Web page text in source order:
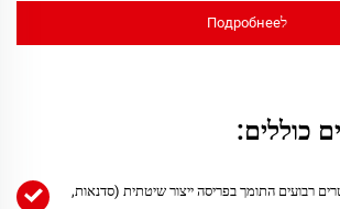
לПодробнее
כוללים:

מפעל של 7,800 מטרים רבועים התומך בפריסה ייצור שיטתית (סדנאות,